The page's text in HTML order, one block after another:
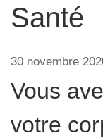
Santé
30 novembre
Vous
votre